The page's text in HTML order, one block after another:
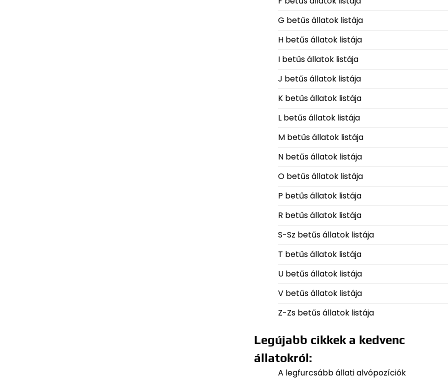
G betűs állatok listája
H betűs állatok listája
I betűs állatok listája
J betűs állatok listája
K betűs állatok listája
L betűs állatok listája
M betűs állatok listája
N betűs állatok listája
O betűs állatok listája
P betűs állatok listája
R betűs állatok listája
S-Sz betűs állatok listája
T betűs állatok listája
U betűs állatok listája
V betűs állatok listája
Z-Zs betűs állatok listája
Legújabb cikkek a kedvenc
állatokról:
A legfurcsább állati alvópozíciók